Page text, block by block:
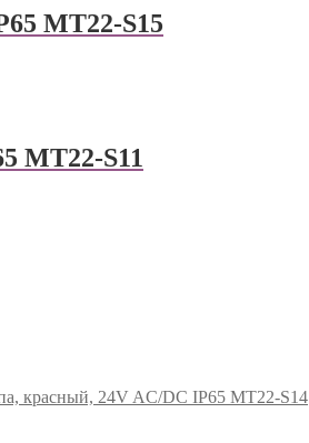
MT22-S15
MT22-S11
красный, 24V AC/DC IP65 MT22-S14